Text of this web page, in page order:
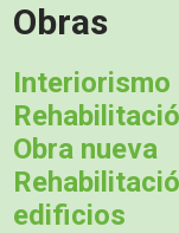
Obras
Interiorismo
Obra nueva
edificios